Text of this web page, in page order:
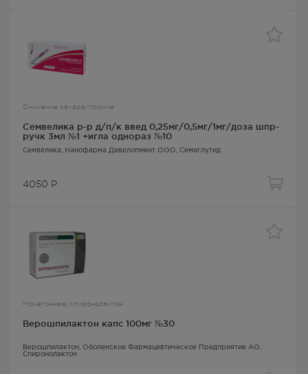
Снижение сахара/прочие
Семвелика р-р д/п/к введ 0,25мг/0,5мг/1мг/доза шпр-
ручк 3мл №1 +игла однораз №10
Семвелика , Нанофарма Девелопмент ООО, Семаглутид
4050 Р
Мочегонные/спиронолактон
Верошпилактон капс 100мг №30
Верошпилактон , Оболенское Фармацевтическое Предприятие АО,
Спиронолактон